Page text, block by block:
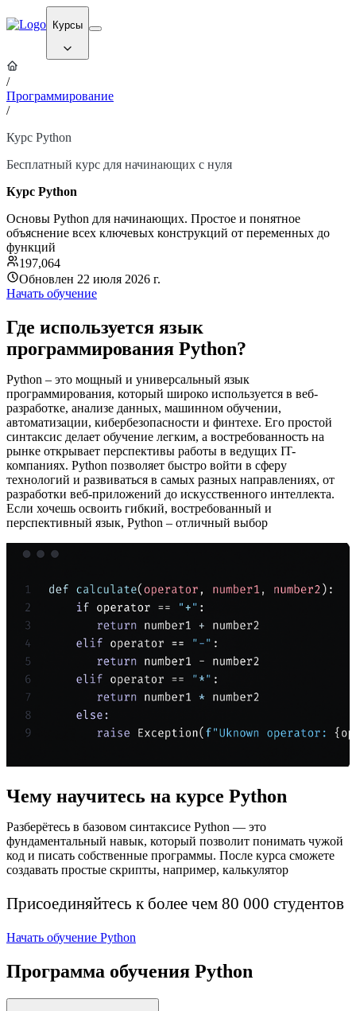
Курсы
/
Программирование
/
Курс Python
Бесплатный курс для начинающих с нуля
Курс Python
Основы Python для начинающих. Простое и понятное
объяснение всех ключевых конструкций от переменных до
функций
197,064
Обновлен 22 июля 2026 г.
Начать обучение
Где используется язык
программирования Python?
Python – это мощный и универсальный язык
программирования, который широко используется в веб-
разработке, анализе данных, машинном обучении,
автоматизации, кибербезопасности и финтехе. Его простой
синтаксис делает обучение легким, а востребованность на
рынке открывает перспективы работы в ведущих IT-
компаниях. Python позволяет быстро войти в сферу
технологий и развиваться в самых разных направлениях, от
разработки веб-приложений до искусственного интеллекта.
Если хочешь освоить гибкий, востребованный и
перспективный язык, Python – отличный выбор
Чему научитесь на курсе Python
Разберётесь в базовом синтаксисе Python — это
фундаментальный навык, который позволит понимать чужой
код и писать собственные программы. После курса сможете
создавать простые скрипты, например, калькулятор
Присоединяйтесь к более чем 80 000 студентов
Начать обучение Python
Программа обучения Python